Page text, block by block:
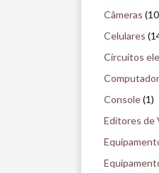
Câmeras
Celulares
Circuitos
Console(1)
Editores de